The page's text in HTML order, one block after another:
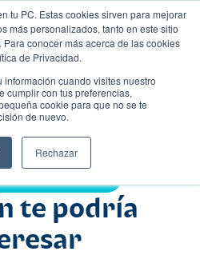
tu PC. Estas cookies sirven para mejorar
más personalizados, tanto en este sitio
conocer más acerca de las cookies
de Privacidad.
cuando visites nuestro
cumplir con tus preferencias,
cookie para que no se te
de nuevo.
Rechazar
te podría